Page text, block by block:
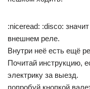
:niceread: :disco:
внешнем реле.
Внутри неё есть ещё
Почитай инструкцию,
электрику за выезд.
попробуй кнопкой